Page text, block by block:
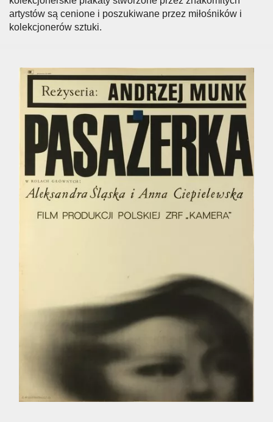
artystów są cenione i poszukiwane przez miłośników i
kolekcjonerów sztuki.